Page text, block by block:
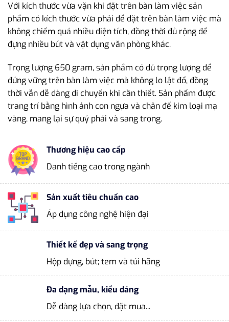
Với kích thước vừa vặn khi đặt trên bàn làm việc sản
phẩm có kích thước vừa phải để đặt trên bàn làm việc mà
không chiếm quá nhiều diện tích, đồng thời đủ rộng để
đựng nhiều bút và vật dụng văn phòng khác.
Trọng lượng 650 gram, sản phẩm có đủ trọng lượng để
đứng vững trên bàn làm việc mà không lo lật đổ, đồng
thời vẫn dễ dàng di chuyển khi cần thiết. Sản phẩm được
trang trí bằng hình ảnh con ngựa và chân đế kim loại mạ
vàng, mang lại sự quý phái và sang trọng.
Thương hiệu cao cấp
Danh tiếng cao trong ngành
Sản xuất tiêu chuẩn cao
Áp dụng công nghệ hiện đại
Thiết kế đẹp và sang trọng
Hộp đựng, bút; tem và túi hãng
Đa dạng mẫu, kiểu dáng
Dễ dàng lựa chọn, đặt mua...